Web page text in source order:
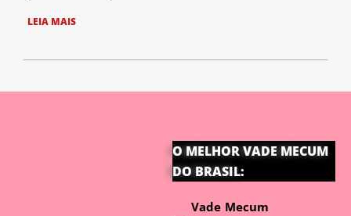
LEIA MAIS
O MELHOR VADE MECUM
DO BRASIL:
Vade Mecum